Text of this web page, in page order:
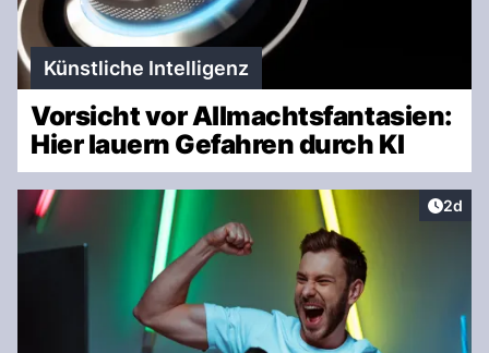
Künstliche Intelligenz
Vorsicht vor Allmachtsfantasien:
Hier lauern Gefahren durch KI
2d